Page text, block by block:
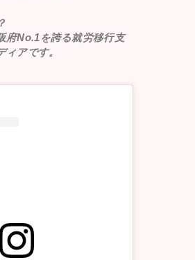
府No.1を誇る就労移行支
アです。